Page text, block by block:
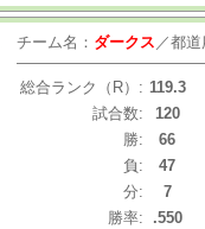
チーム名： ダークス ／都道
総合ランク（R）: 119.3
試合数:
120
勝:
66
負:
47
分:
7
勝率:
.550